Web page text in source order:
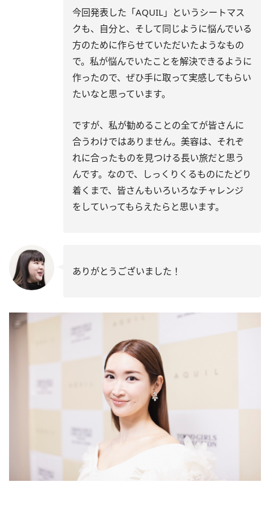
今回発表した「AQUIL」というシートマス
クも、自分と、そして同じように悩んでいる
方のために作らせていただいたようなもの
で。私が悩んでいたことを解決できるように
作ったので、ぜひ手に取って実感してもらい
たいなと思っています。
ですが、私が勧めることの全てが皆さんに
合うわけではありません。美容は、それぞ
れに合ったものを見つける長い旅だと思う
んです。なので、しっくりくるものにたどり
着くまで、皆さんもいろいろなチャレンジ
をしていってもらえたらと思います。
ありがとうございました！